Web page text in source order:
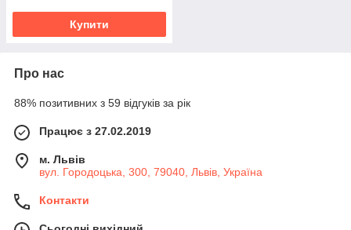
Купити
Про нас
88% позитивних з 59 відгуків за рік
Працює з 27.02.2019
м. Львів
вул. Городоцька, 300, 79040, Львів, Україна
Контакти